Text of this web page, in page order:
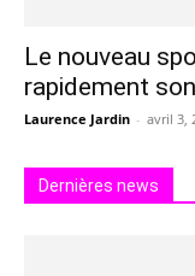
Le nouveau
rapidement
Laurence Jardin - avril 3,
Dernières news